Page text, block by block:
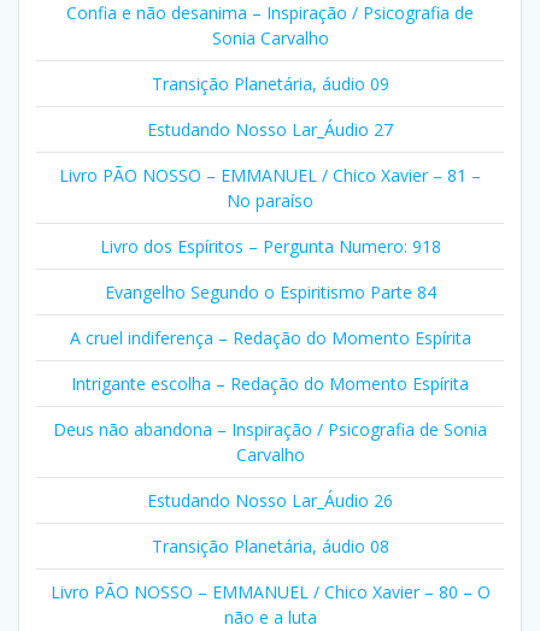
Confia e não desanima – Inspiração / Psicografia de
Sonia Carvalho
Transição Planetária, áudio 09
Estudando Nosso Lar_Áudio 27
Livro PÃO NOSSO – EMMANUEL / Chico Xavier – 81 –
No paraíso
Livro dos Espíritos – Pergunta Numero: 918
Evangelho Segundo o Espiritismo Parte 84
A cruel indiferença – Redação do Momento Espírita
Intrigante escolha – Redação do Momento Espírita
Deus não abandona – Inspiração / Psicografia de Sonia
Carvalho
Estudando Nosso Lar_Áudio 26
Transição Planetária, áudio 08
Livro PÃO NOSSO – EMMANUEL / Chico Xavier – 80 – O
não e a luta